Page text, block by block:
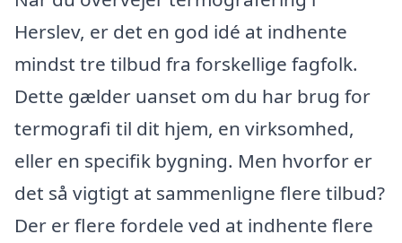
Herslev, er det en god idé at indhente
mindst tre tilbud fra forskellige fagfolk.
Dette gælder uanset om du har brug for
termografi til dit hjem, en virksomhed,
eller en specifik bygning. Men hvorfor er
det så vigtigt at sammenligne flere tilbud?
Der er flere fordele ved at indhente flere